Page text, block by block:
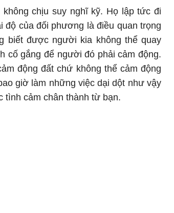
chịu suy nghĩ kỹ. Họ lập tức đi
của đối phương là điều quan trọng
biết được người kia không thể quay
cố gắng để người đó phải cảm động.
động đất chứ không thể cảm động
giờ làm những việc dại dột như vậy
tình cảm chân thành từ bạn.